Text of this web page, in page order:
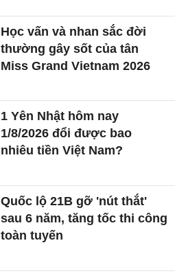
Học vấn và nhan sắc đời
thường gây sốt của tân
Miss Grand Vietnam 2026
1 Yên Nhật hôm nay
1/8/2026 đổi được bao
nhiêu tiền Việt Nam?
Quốc lộ 21B gỡ 'nút thắt'
sau 6 năm, tăng tốc thi công
toàn tuyến